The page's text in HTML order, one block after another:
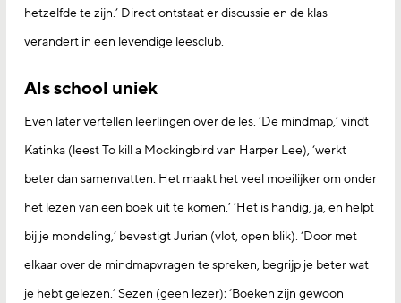
hetzelfde te zijn.’ Direct ontstaat er discussie en de klas
verandert in een levendige leesclub.
Als school uniek
Even later vertellen leerlingen over de les. ‘De mindmap,’ vindt
Katinka (leest To kill a Mockingbird van Harper Lee), ‘werkt
beter dan samenvatten. Het maakt het veel moeilijker om onder
het lezen van een boek uit te komen.’ ‘Het is handig, ja, en helpt
bij je mondeling,’ bevestigt Jurian (vlot, open blik). ‘Door met
elkaar over de mindmapvragen te spreken, begrijp je beter wat
je hebt gelezen.’ Sezen (geen lezer): ‘Boeken zijn gewoon